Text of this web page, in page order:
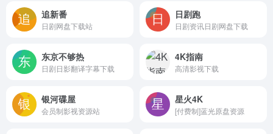
追新番
日剧网盘下载站
日剧跑
日剧资讯日剧网盘下载
东京不够热
日剧日影翻译字幕下载
4K指南
高清影视下载
银河碟屋
会员制影视资源站
星火4K
[付费制]蓝光原盘资源